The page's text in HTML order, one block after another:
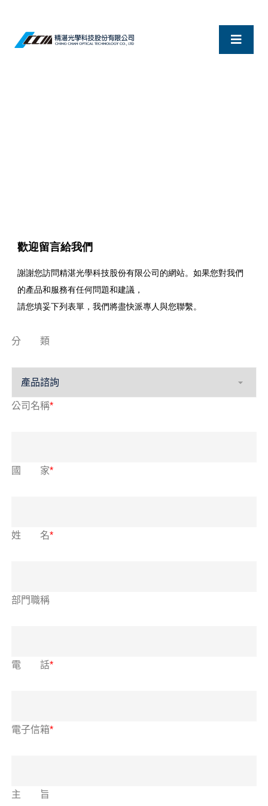
歡迎留言給我們
謝謝您訪問精湛光學科技股份有限公司的網站。如果您對我們
的產品和服務有任何問題和建議，
請您填妥下列表單，我們將盡快派專人與您聯繫。
分 類
公司名稱*
國 家*
姓 名*
部門職稱
電 話*
電子信箱*
主 旨